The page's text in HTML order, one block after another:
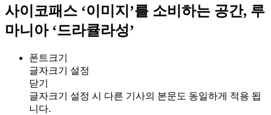
사이코패스 ‘이미지’를 소비하는 공간, 루
마니아 ‘드라큘라성’
폰트크기
글자크기 설정
닫기
글자크기 설정 시 다른 기사의 본문도 동일하게 적용 됩
니다.